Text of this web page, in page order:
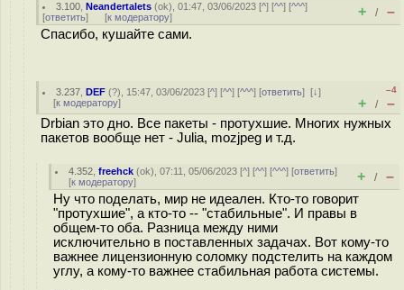
3.100 ,Neandertalets (ok), 01:47, 03/06/2023 [^] [^^] [^^^]
[ответить] [к модератору] + / –
Спасибо, кушайте сами.
3.237 ,DEF (?), 15:47, 03/06/2023 [^] [^^] [^^^] [ответить][↓]
[к модератору]
–4
+ / –
Drbian это дно. Все пакеты - протухшие. Многих нужных
пакетов вообще нет - Julia, mozjpeg и т.д.
4.352 ,freehck (ok), 07:11, 05/06/2023 [^] [^^] [^^^] [ответить]
[к модератору] + / –
Ну что поделать, мир не идеален. Кто-то говорит
"протухшие", а кто-то -- "стабильные". И правы в
общем-то оба. Разница между ними
исключительно в поставленных задачах. Вот кому-то
важнее лицензионную соломку подстелить на каждом
углу, а кому-то важнее стабильная работа системы.